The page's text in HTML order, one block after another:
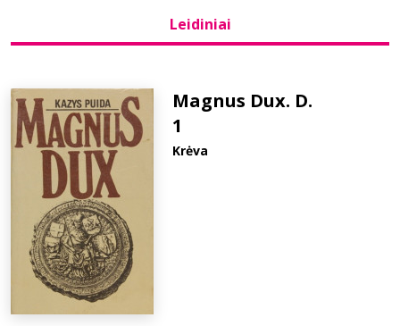
D.U.K.
Leidiniai
Magnus Dux. D.
1
Krėva